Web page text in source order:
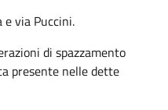
via Puccini.
di spazzamento
presente nelle dette